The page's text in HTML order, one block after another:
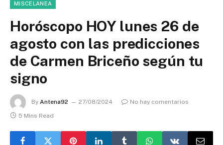
MISCELANEA
Horóscopo HOY lunes 26 de
agosto con las predicciones
de Carmen Briceño según tu
signo
By Antena92 27/08/2024
No hay comentarios
5 Mins Read